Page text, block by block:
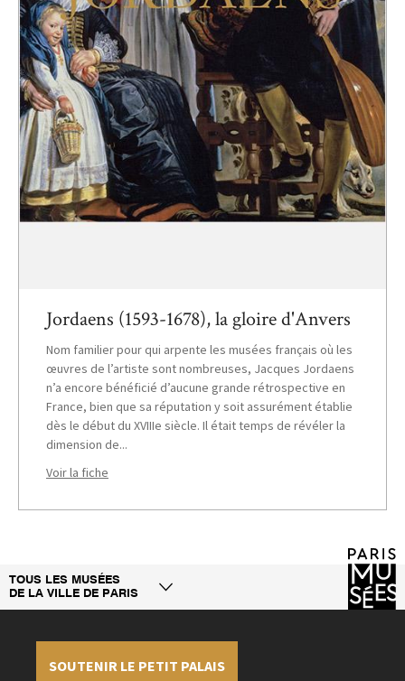
Jordaens (1593-1678), la gloire d'Anvers
Nom familier pour qui arpente les musées français où les
œuvres de l’artiste sont nombreuses, Jacques Jordaens
n’a encore bénéficié d’aucune grande rétrospective en
France, bien que sa réputation y soit assurément établie
dès le début du XVIIIe siècle. Il était temps de révéler la
dimension de...
Voir la fiche
TOUS LES MUSÉES
DE LA VILLE DE PARIS
SOUTENIR LE PETIT PALAIS